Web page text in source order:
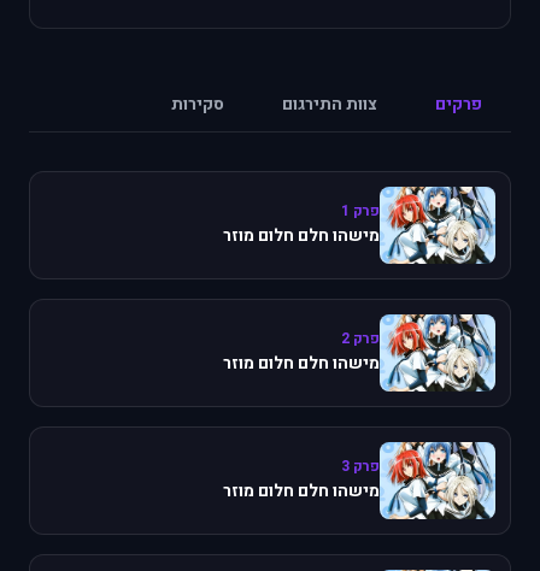
פרקים צוות התירגום סקירות
פרק 1
מישהו חלם חלום מוזר
פרק 2
מישהו חלם חלום מוזר
פרק 3
מישהו חלם חלום מוזר